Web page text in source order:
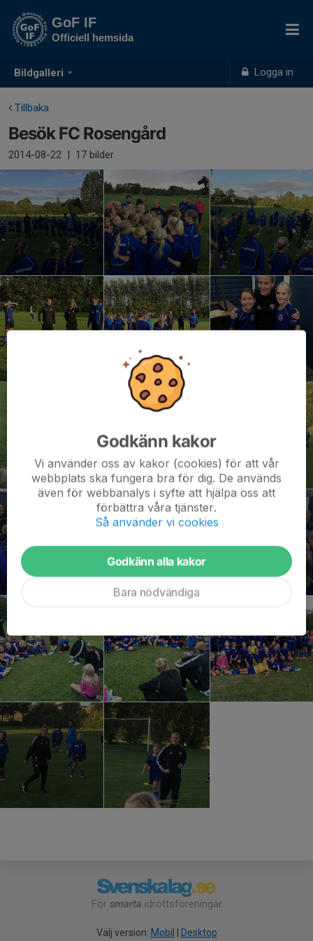
Bildgalleri Logga in
GoF IF
Officiell hemsida
Tillbaka
Besök FC Rosengård
2014-08-22 | 17 bilder
För smarta idrottsföreningar
Välj version: Mobil Desktop
Godkänn kakor
Vi använder oss av kakor (cookies) för att vår
webbplats ska fungera bra för dig. De används
även för webbanalys i syfte att hjälpa oss att
förbättra våra tjänster.
Så använder vi cookies
Godkänn alla kakor
Bara nödvändiga